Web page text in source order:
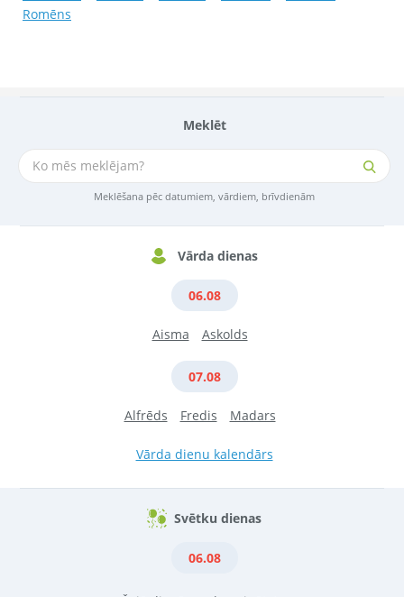
Meklēt
Meklēšana pēc datumiem, vārdiem, brīvdienām
Vārda dienas
06.08
Aisma Askolds
07.08
Alfrēds Fredis Madars
Vārda dienu kalendārs
Svētku dienas
06.08
Romēns